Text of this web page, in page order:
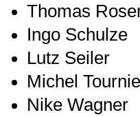
Thomas
Ingo Schulze
Lutz Seiler
Michel
Nike Wagner